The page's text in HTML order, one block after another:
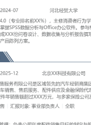
工作年限: 4年政治面貌: 党
: 18600001654
望工作地址: 北京期望薪资: